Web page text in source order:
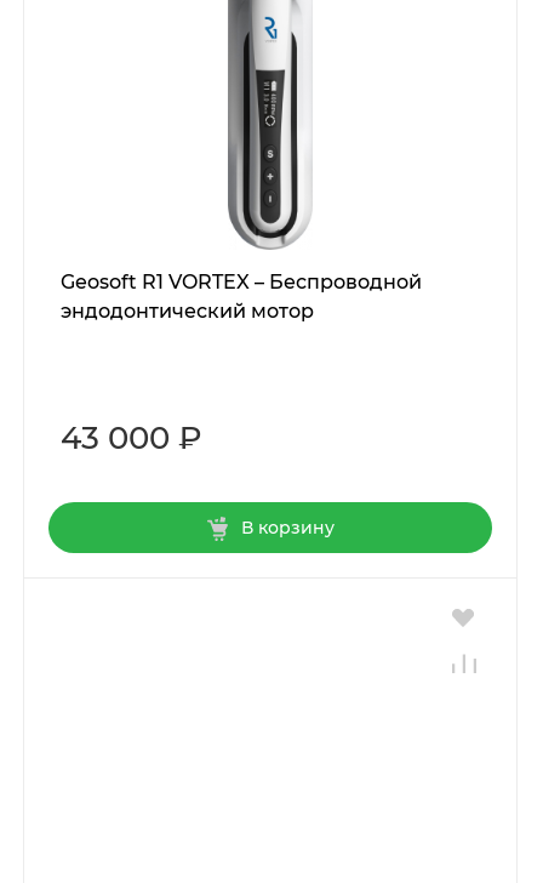
Geosoft R1 VORTEX – Беспроводной
эндодонтический мотор
43 000 ₽
В корзину